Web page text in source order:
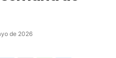
de 2026